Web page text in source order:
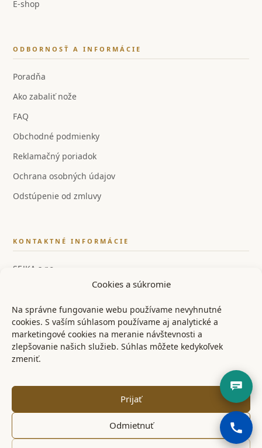
Cookies a súkromie
Na správne fungovanie webu používame nevyhnutné
cookies. S vaším súhlasom používame aj analytické a
marketingové cookies na meranie návštevnosti a
zlepšovanie našich služieb. Súhlas môžete kedykoľvek
zmeniť.
Prijať
Odmietnuť
E-shop
ODBORNOSŤ A INFORMÁCIE
Poradňa
Ako zabaliť nože
FAQ
Obchodné podmienky
Reklamačný poriadok
Ochrana osobných údajov
Odstúpenie od zmluvy
KONTAKTNÉ INFORMÁCIE
SEJKA s.r.o.
IČ DPH: SK2122126259
📞 +421 948 528 526
✉ info@ostrenoze.sk
© 2024 OstréNože.sk – Všetky práva vyhradené
REKLAMAČNÝ PORIADOK